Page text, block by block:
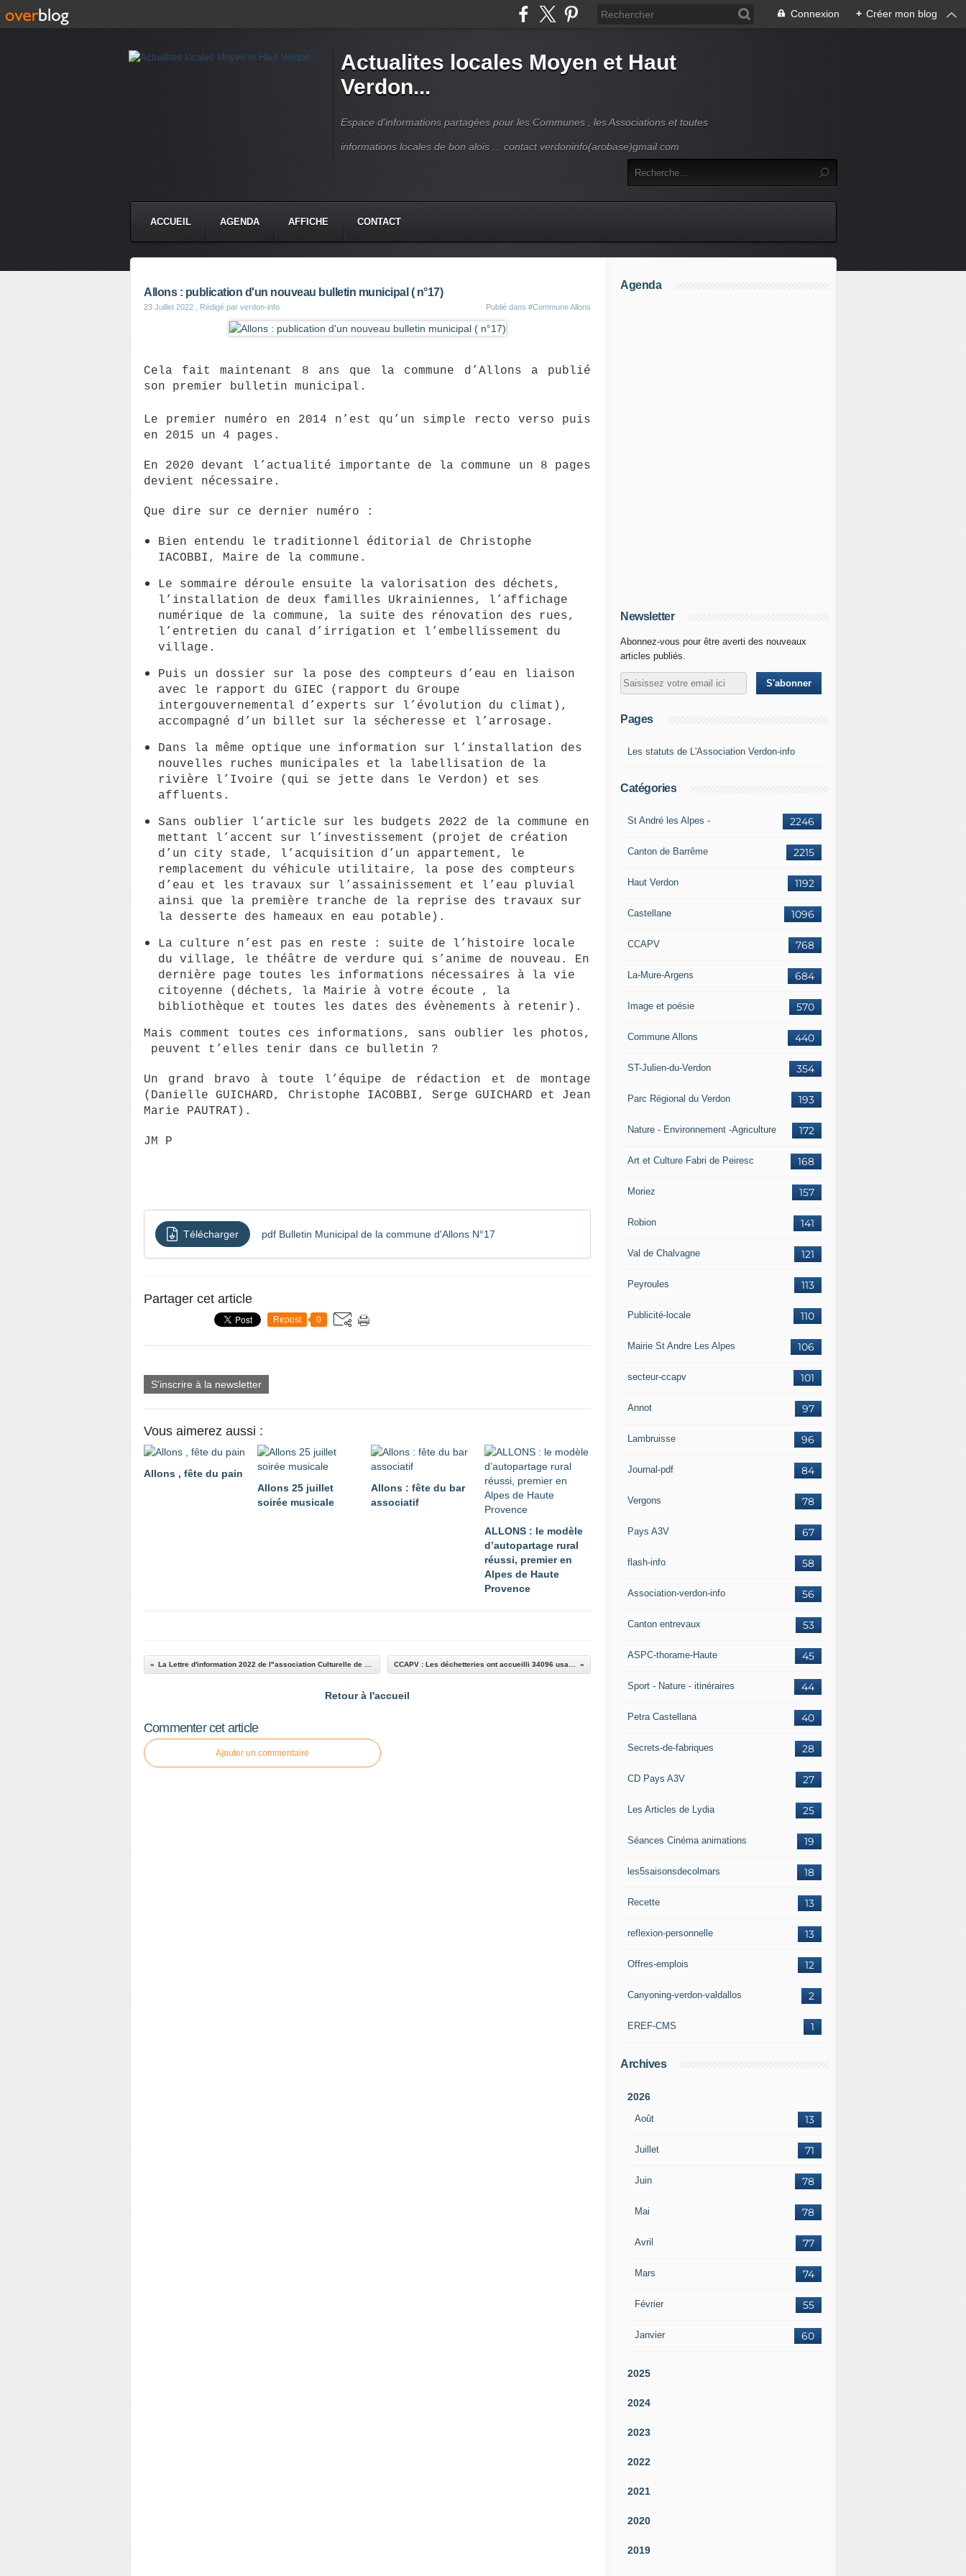
Connexion + Créer mon blog
Actualites locales Moyen et Haut
Verdon...
Espace d'informations partagées pour les Communes , les Associations et toutes
informations locales de bon alois ... contact verdoninfo(arobase)gmail.com
ACCUEIL AGENDA AFFICHE CONTACT
Allons : publication d'un nouveau bulletin municipal ( n°17)
23 Juillet 2022 , Rédigé par verdon-info Publié dans #Commune Allons
Cela fait maintenant 8 ans que la commune d’Allons a publié
son premier bulletin municipal.
Le premier numéro en 2014 n’est qu’un simple recto verso puis
en 2015 un 4 pages.
En 2020 devant l’actualité importante de la commune un 8 pages
devient nécessaire.
Que dire sur ce dernier numéro :
Bien entendu le traditionnel éditorial de Christophe
IACOBBI, Maire de la commune.
Le sommaire déroule ensuite la valorisation des déchets,
l’installation de deux familles Ukrainiennes, l’affichage
numérique de la commune, la suite des rénovation des rues,
l’entretien du canal d’irrigation et l’embellissement du
village.
Puis un dossier sur la pose des compteurs d’eau en liaison
avec le rapport du GIEC (rapport du Groupe
intergouvernemental d’experts sur l’évolution du climat),
accompagné d’un billet sur la sécheresse et l’arrosage.
Dans la même optique une information sur l’installation des
nouvelles ruches municipales et la labellisation de la
rivière l’Ivoire (qui se jette dans le Verdon) et ses
affluents.
Sans oublier l’article sur les budgets 2022 de la commune en
mettant l’accent sur l’investissement (projet de création
d’un city stade, l’acquisition d’un appartement, le
remplacement du véhicule utilitaire, la pose des compteurs
d’eau et les travaux sur l’assainissement et l’eau pluvial
ainsi que la première tranche de la reprise des travaux sur
la desserte des hameaux en eau potable).
La culture n’est pas en reste : suite de l’histoire locale
du village, le théâtre de verdure qui s’anime de nouveau. En
dernière page toutes les informations nécessaires à la vie
citoyenne (déchets, la Mairie à votre écoute , la
bibliothèque et toutes les dates des évènements à retenir).
Mais comment toutes ces informations, sans oublier les photos,
peuvent t’elles tenir dans ce bulletin ?
Un grand bravo à toute l’équipe de rédaction et de montage
(Danielle GUICHARD, Christophe IACOBBI, Serge GUICHARD et Jean
Marie PAUTRAT).
JM P
Télécharger pdf Bulletin Municipal de la commune d'Allons N°17
Partager cet article
Repost 0
S'inscrire à la newsletter
Vous aimerez aussi :
Allons , fête du pain
Allons 25 juillet
soirée musicale
Allons : fête du bar
associatif
ALLONS : le modèle
d’autopartage rural
réussi, premier en
Alpes de Haute
Provence
Retour à l'accueil
Commenter cet article
Ajouter un commentaire
Agenda
Newsletter
Abonnez-vous pour être averti des nouveaux
articles publiés.
Pages
Les statuts de L'Association Verdon-info
Catégories
2246
St André les Alpes -
2215
Canton de Barrême
1192
Haut Verdon
1096
Castellane
768
CCAPV
684
La-Mure-Argens
570
Image et poésie
440
Commune Allons
354
ST-Julien-du-Verdon
193
Parc Régional du Verdon
172
Nature - Environnement -Agriculture
168
Art et Culture Fabri de Peiresc
157
Moriez
141
Robion
121
Val de Chalvagne
113
Peyroules
110
Publicité-locale
106
Mairie St Andre Les Alpes
101
secteur-ccapv
97
Annot
96
Lambruisse
84
Journal-pdf
78
Vergons
67
Pays A3V
58
flash-info
56
Association-verdon-info
53
Canton entrevaux
45
ASPC-thorame-Haute
44
Sport - Nature - itinéraires
40
Petra Castellana
28
Secrets-de-fabriques
27
CD Pays A3V
25
Les Articles de Lydia
19
Séances Cinéma animations
18
les5saisonsdecolmars
13
Recette
13
reflexion-personnelle
12
Offres-emplois
2
Canyoning-verdon-valdallos
1
EREF-CMS
Archives
2026
Août 13
Juillet 71
Juin 78
Mai 78
Avril 77
Mars 74
Février 55
Janvier 60
2025
2024
2023
2022
2021
2020
2019